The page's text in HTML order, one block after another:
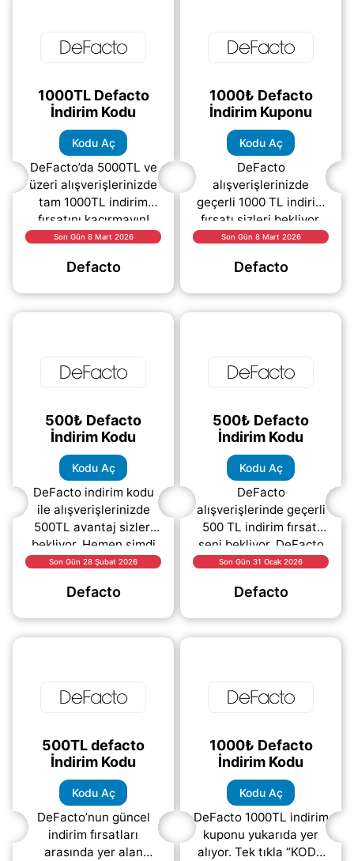
1000TL Defacto
İndirim Kodu
Kodu Aç
DeFacto’da 5000TL ve
üzeri alışverişlerinizde
tam 1000TL indirim
fırsatını kaçırmayın!
İndirimden yararlanmak
yeterlidir. Keyifli
Son Gün 8 Mart 2026
Defacto
1000₺ Defacto
İndirim Kuponu
Kodu Aç
DeFacto
alışverişlerinizde
geçerli 1000 TL indirim
fırsatı sizleri bekliyor.
5000 TL ve üzeri
kullanabileceğiniz bu
Son Gün 8 Mart 2026
Defacto
500₺ Defacto
İndirim Kodu
Kodu Aç
DeFacto indirim kodu
ile alışverişlerinizde
500TL avantaj sizleri
bekliyor. Hemen şimdi
kodu aç bağlantısına
kodunu görüntüleyebilir
Son Gün 28 Şubat 2026
Defacto
500₺ Defacto
İndirim Kodu
Kodu Aç
DeFacto
alışverişlerinde geçerli
500 TL indirim fırsatı
seni bekliyor. DeFacto
indirim kuponu yukarıda
avantajdan
Son Gün 31 Ocak 2026
Defacto
500TL defacto
İndirim Kodu
Kodu Aç
DeFacto’nun güncel
indirim fırsatları
arasında yer alan
1000₺ Defacto
İndirim Kodu
Kodu Aç
DeFacto 1000TL indirim
kuponu yukarıda yer
alıyor. Tek tıkla “KODU